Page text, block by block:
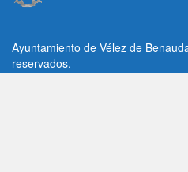
Ayuntamiento de Vélez de
reservados.